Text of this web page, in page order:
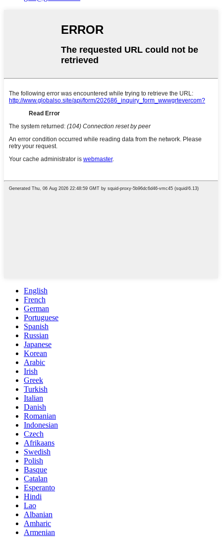
English
French
German
Portuguese
Spanish
Russian
Japanese
Korean
Arabic
Irish
Greek
Turkish
Italian
Danish
Romanian
Indonesian
Czech
Afrikaans
Swedish
Polish
Basque
Catalan
Esperanto
Hindi
Lao
Albanian
Amharic
Armenian